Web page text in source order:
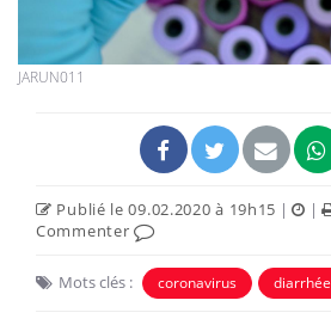
JARUN011
Publié le 09.02.2020 à 19h15 | |
Commenter
Mots clés : coronavirus diarrhée